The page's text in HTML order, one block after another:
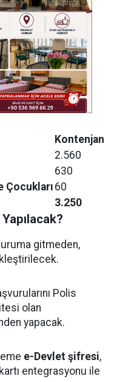
Kontenjan
2.560
630
Çocukları 60
3.250
gitmeden,
Polis
olan
yapacak.
e-Devlet şifresi,
entegrasyonu ile